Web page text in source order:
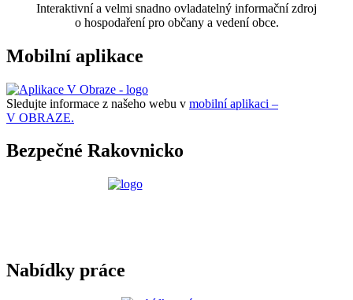
Interaktivní a velmi snadno ovladatelný informační zdroj
o hospodaření pro občany a vedení obce.
Mobilní aplikace
Sledujte informace z našeho webu v mobilní aplikaci –
V OBRAZE.
Bezpečné Rakovnicko
Nabídky práce